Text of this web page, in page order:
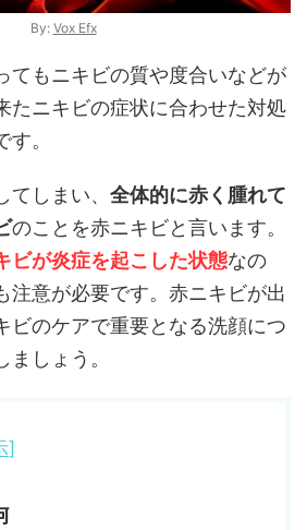
By: Vox Efx
てもニキビの質や度合いなどが
たニキビの症状に合わせた対処
。
しまい、 全体的に赤く腫れて
のことを赤ニキビと言います。
ビが炎症を起こした状態なの
注意が必要です。赤ニキビが出
ビのケアで重要となる洗顔につ
しょう。
]